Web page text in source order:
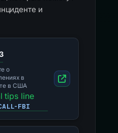
и
о
в
в США
tips line
FBI